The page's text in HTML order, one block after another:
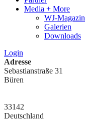
Media + More
WJ-Magazin
Galerien
Downloads
Login
Adresse
Sebastianstraße 31
Büren
33142
Deutschland